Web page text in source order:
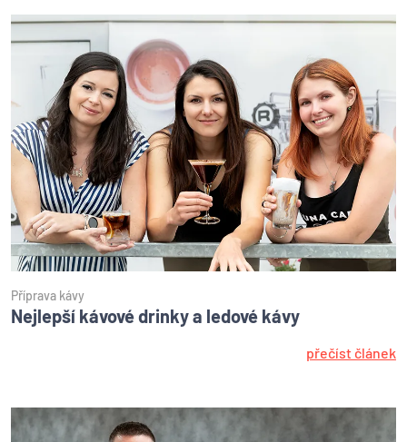
Příprava kávy
Nejlepší kávové drinky a ledové kávy
přečíst článek